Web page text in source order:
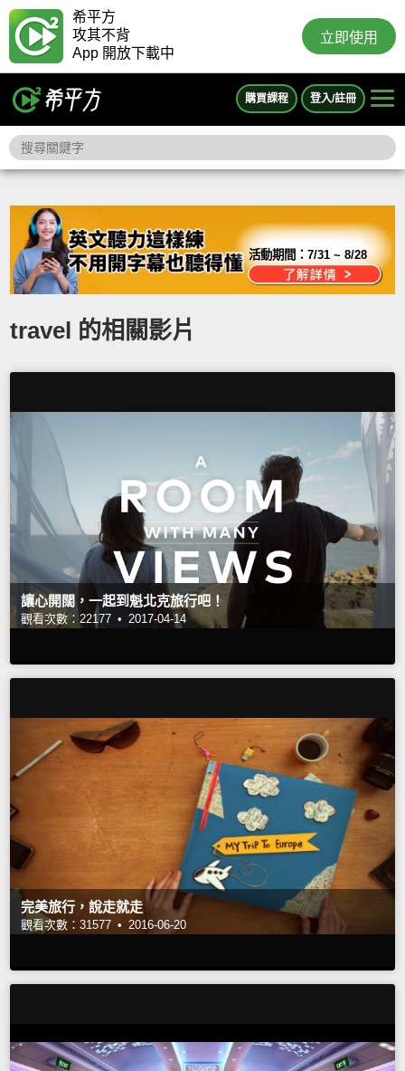
希平方
攻其不背
App 開放下載中
立即使用
購買課程 登入/註冊
活動期間：7/31 ~ 8/28
travel 的相關影片
讓心開闊，一起到魁北克旅行吧！
觀看次數：22177 • 2017-04-14
完美旅行，說走就走
觀看次數：31577 • 2016-06-20